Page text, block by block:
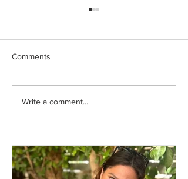
Ιωάννα Τούνη: Η
εξομολόγηση για τη
Comments
Write a comment...